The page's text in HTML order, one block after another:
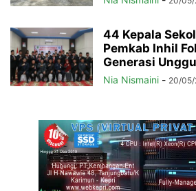
44 Kepala
Pemkab Inhil
Generasi
Nia Nismaini - 20/